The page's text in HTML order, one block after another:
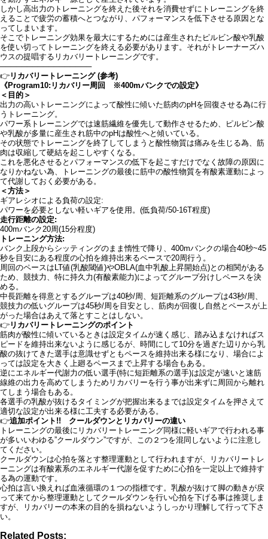
しかし高出力のトレーニングを終えた後それを消費せずにトレーニングを終
えることで疲労の蓄積へとつながり、パフォーマンスを低下させる原因とな
ってしまいます。
そこでトレーニング効果を最大にするためには産生されたピルビン酸や乳酸
を使い切ってトレーニングを終える必要があります。それがトレーナーズハ
ウスの提唱するリカバリートレーニングです。
─────────────────
👉 リカバリートレーニング (参考)
《Program10:リカバリー周回 ※400mバンクでの設定》
＜目的＞
出力の高いトレーニングによって酸性に傾いた筋肉のpHを回復させる為に行
うトレーニング。
パワー系トレーニングでは速筋繊維を優先して動作させるため、ピルビン酸
や乳酸が多量に産生され筋中のpHは酸性へと傾いている。
その状態でトレーニングを終了してしまうと酸性物質は痛みを生じる為、筋
肉は収縮して硬結を起こしやすくなる。
これを悪化させるとパフォーマンスの低下を起こすだけでなく故障の原因に
なりかねない為、トレーニングの最後に筋中の酸性物質を有酸素運動によっ
て代謝しておく必要がある。
＜方法＞
ギアレシオによる負荷の設定:
パワーを必要としない軽いギアを使用。(低負荷/50-16T程度)
走行距離の設定:
400mバンク20周(15分程度)
トレーニング方法:
バンク上段からシッティングのまま惰性で降り、400mバンクの場合40秒~45
秒を目安にある程度の心拍を維持出来るペースで20周行う。
周回のペースはLT値(乳酸閾値)やOBLA(血中乳酸上昇開始点)との相関がある
ため、競技力、特に持久力(有酸素能力)によってグループ分けしペースを決
める。
中長距離を得意とするグループは40秒/周、短距離系のグループは43秒/周、
競技力の低いグループは45秒/周を目安とし、筋肉が回復し自然とペースが上
がった場合はあえて落とすことはしない。
👉 リカバリートレーニングのポイント
筋肉が酸性に傾いているときは設定タイムが速く感じ、踏み込まなければス
ピードを維持出来ないように感じるが、時間にして10分を過ぎた辺りから乳
酸の抜けてきた選手は意識せずともペースを維持出来る様になり、場合によ
っては設定を大きく上廻るペースまで上昇する場合もある。
逆にエネルギー代謝力の低い選手(特に短距離系の選手)は設定が速いと速筋
線維の出力を高めてしまうためリカバリーを行う事が出来ずに周回から離れ
てしまう場合もある。
各選手の乳酸が抜けるタイミングが把握出来るまでは設定タイムを押さえて
適切な設定が出来る様に工夫する必要がある。
👉追加ポイント!! クールダウンとリカバリーの違い
トレーニングの最後にリカバリートレーニング同様に軽いギアで行われる事
が多いいわゆる”クールダウン”ですが、この２つを混同しないように注意し
てください。
クールダウンは心拍を落とす整理運動として行われますが、リカバリートレ
ーニングは有酸素系のエネルギー代謝を促すために心拍を一定以上で維持す
る為の運動です。
心拍は言い換えれば血液循環の１つの指標です。乳酸が抜けて脚の動きが戻
って来てから整理運動としてクールダウンを行い心拍を下げる事は推奨しま
すが、リカバリーの本来の目的を損ねないようしっかり理解して行って下さ
い。
Related Posts: